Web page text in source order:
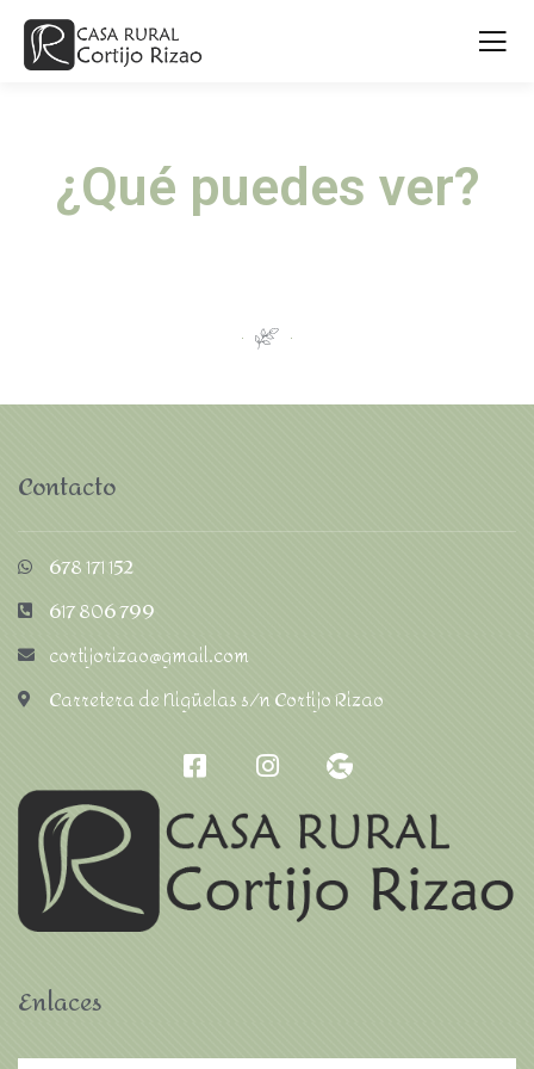
¿Qué puedes ver?
Contacto
678 171 152
617 806 799
cortijorizao@gmail.com
Carretera de Nigüelas s/n Cortijo Rizao
Enlaces